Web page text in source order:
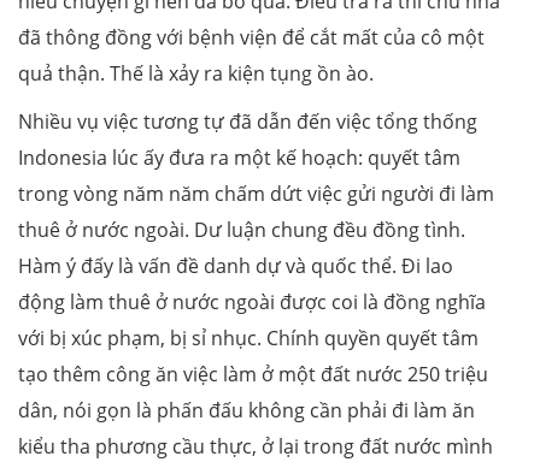
đã thông đồng với bệnh viện để cắt mất của cô một
quả thận. Thế là xảy ra kiện tụng ồn ào.
Nhiều vụ việc tương tự đã dẫn đến việc tổng thống
Indonesia lúc ấy đưa ra một kế hoạch: quyết tâm
trong vòng năm năm chấm dứt việc gửi người đi làm
thuê ở nước ngoài. Dư luận chung đều đồng tình.
Hàm ý đấy là vấn đề danh dự và quốc thể. Đi lao
động làm thuê ở nước ngoài được coi là đồng nghĩa
với bị xúc phạm, bị sỉ nhục. Chính quyền quyết tâm
tạo thêm công ăn việc làm ở một đất nước 250 triệu
dân, nói gọn là phấn đấu không cần phải đi làm ăn
kiểu tha phương cầu thực, ở lại trong đất nước mình